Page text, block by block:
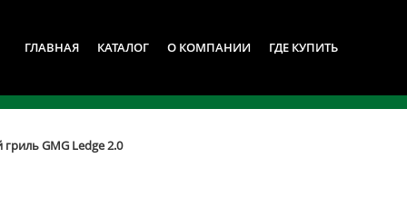
ГЛАВНАЯ КАТАЛОГ О КОМПАНИИ ГДЕ КУПИТЬ
GMG Ledge 2.0